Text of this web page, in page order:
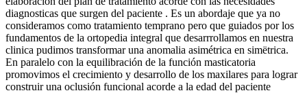
diagnosticas que surgen del paciente . Es un abordaje que ya no
consideramos como tratamiento temprano pero que guiados por los
fundamentos de la ortopedia integral que desarrrollamos en nuestra
clinica pudimos transformar una anomalia asimétrica en simëtrica.
En paralelo con la equilibración de la función masticatoria
promovimos el crecimiento y desarrollo de los maxilares para lograr
construir una oclusión funcional acorde a la edad del paciente